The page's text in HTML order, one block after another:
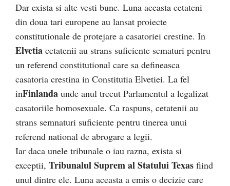
Dar exista si alte vesti bune. Luna aceasta cetateni
din doua tari europene au lansat proiecte
constitutionale de protejare a casatoriei crestine. In
Elvetia cetatenii au strans suficiente sematuri pentru
un referend constitutional care sa defineasca
casatoria crestina in Constitutia Elvetiei. La fel
inFinlanda unde anul trecut Parlamentul a legalizat
casatoriile homosexuale. Ca raspuns, cetatenii au
strans semnaturi suficiente pentru tinerea unui
referend national de abrogare a legii.
Iar daca unele tribunale o iau razna, exista si
exceptii, Tribunalul Suprem al Statului Texas fiind
unul dintre ele. Luna aceasta a emis o decizie care